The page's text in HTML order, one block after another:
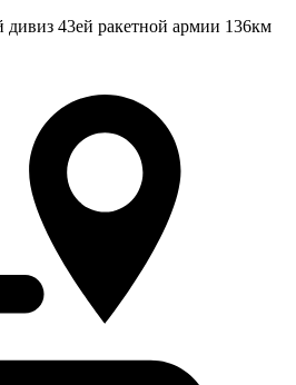
43ей ракетной армии 136км